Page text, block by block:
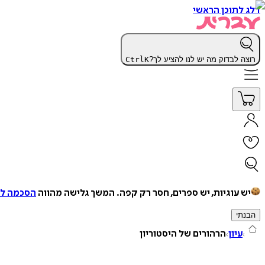
דלג לתוכן הראשי
רוצה לבדוק מה יש לנו להציע לך? CtrlK
יש עוגיות, יש ספרים, חסר רק קפה. המשך גלישה מהווה הסכמה
הבנתי
עיון הרהורים של היסטוריון